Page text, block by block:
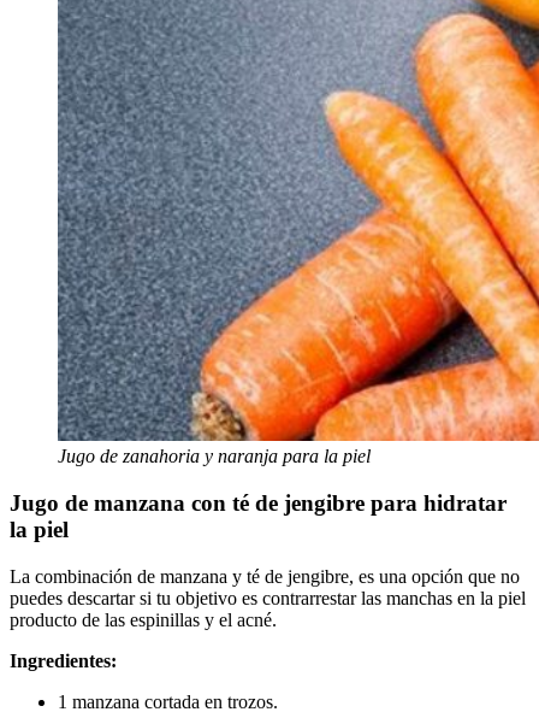
Jugo de zanahoria y naranja para la piel
Jugo de manzana con té de jengibre para hidratar
la piel
La combinación de manzana y té de jengibre, es una opción que no
puedes descartar si tu objetivo es contrarrestar las manchas en la piel
producto de las espinillas y el acné.
Ingredientes:
1 manzana cortada en trozos.